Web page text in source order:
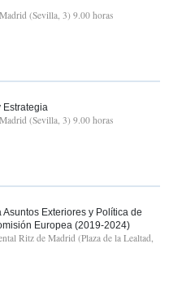
(Sevilla, 3) 9.00 horas
Estrategia
(Sevilla, 3) 9.00 horas
Exteriores y Política de
Europea (2019-2024)
Ritz de Madrid (Plaza de la Lealtad,